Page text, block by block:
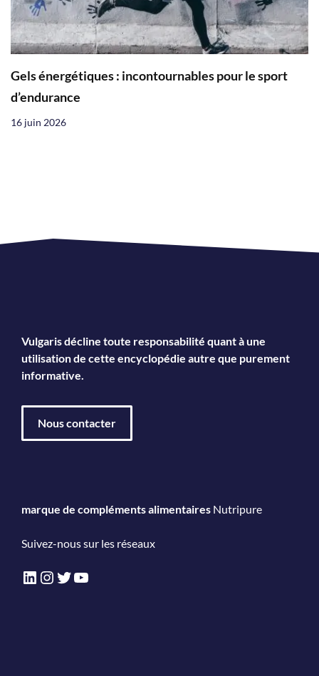
Gels énergétiques : incontournables pour le sport
d’endurance
16 juin 2026
Vulgaris décline toute responsabilité quant à une
utilisation de cette encyclopédie autre que purement
informative.
Nous contacter
marque de compléments alimentaires Nutripure
Suivez-nous sur les réseaux
LinkedIn
Instagram
Twitter
YouTube